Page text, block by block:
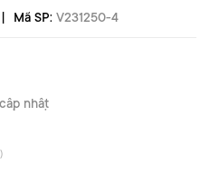
| Mã SP: V231250-4
nhật